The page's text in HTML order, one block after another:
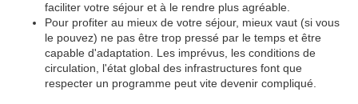
faciliter votre séjour et à le rendre plus agréable.
Pour profiter au mieux de votre séjour, mieux vaut (si vous
le pouvez) ne pas être trop pressé par le temps et être
capable d'adaptation. Les imprévus, les conditions de
circulation, l'état global des infrastructures font que
respecter un programme peut vite devenir compliqué.